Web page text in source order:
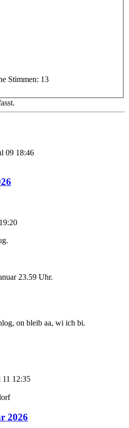
Stimmen: 13
09 18:46
23.59 Uhr.
on bleib aa, wi ich bi.
12:35
2026